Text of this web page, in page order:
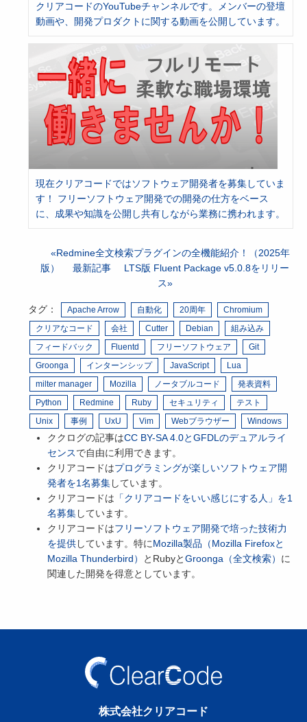
クリアコードのYouTubeチャンネルです。メンバーの登壇
動画や、開発プロダクトに関する動画を公開しています。
現在クリアコードではソフトウェア開発者を募集していま
す！ フリーソフトウェア開発での開発の仕方をベース
に、成果や知識を公開し共有しながら業務に携われます。
Redmine全文検索プラグインの全機能紹介！（2025年
版）
最新記事
LTS版 Fluent Package v5.0.8をリリー
ス
タグ： Apache Arrow 自動化 20周年
Chromium
クリアなコード
会社 Cutter Debian
組み込み
フィードバック
Fluentd フリーソフトウェア
Git
Groonga
インターンシップ JavaScript
Lua
milter manager
Mozilla ノータブルコード
発表資料
Python
Redmine Ruby セキュリティ
テスト
Unix
事例 UxU Vim Webブラウザー Windows
ククログの記事はCC BY-SA 4.0とGFDLのデュアルライ
センスで自由に利用できます。
クリアコードはプログラミングが楽しいソフトウェア開
発者を1名募集しています。
クリアコードは 「クリアコードをいい感じにする人」を1
名募集しています。
クリアコードはフリーソフトウェア開発で培った技術力
を提供しています。特にMozilla製品（Mozilla Firefoxと
Mozilla Thunderbird）
とRubyとGroonga（全文検索） に
関連した開発を得意としています。
株式会社クリアコード